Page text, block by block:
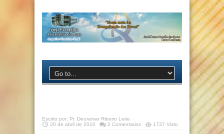
Escrito por: Pr. Deuramar Ribeiro Leite
20 de abril de 2010
2 Comentarios 1737 Visto